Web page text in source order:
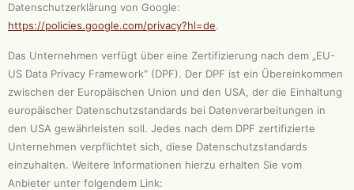
Datenschutzerklärung von Google:
https://policies.google.com/privacy?hl=de.
Das Unternehmen verfügt über eine Zertifizierung nach dem „EU-
US Data Privacy Framework“ (DPF). Der DPF ist ein Übereinkommen
zwischen der Europäischen Union und den USA, der die Einhaltung
europäischer Datenschutzstandards bei Datenverarbeitungen in
den USA gewährleisten soll. Jedes nach dem DPF zertifizierte
Unternehmen verpflichtet sich, diese Datenschutzstandards
einzuhalten. Weitere Informationen hierzu erhalten Sie vom
Anbieter unter folgendem Link: